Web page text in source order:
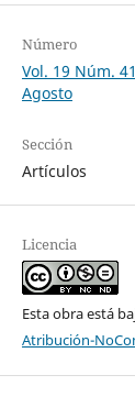
Número
Vol. 19 Núm.
Agosto
Sección
Artículos
Licencia
Esta obra está
Atribución-